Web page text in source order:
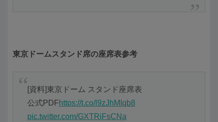
東京ドームスタンド席の座席表参考
[資料]東京ドーム スタンド座席表
公式PDFhttps://t.co/l9zJhMIqb8
pic.twitter.com/GXTRiFsCNa